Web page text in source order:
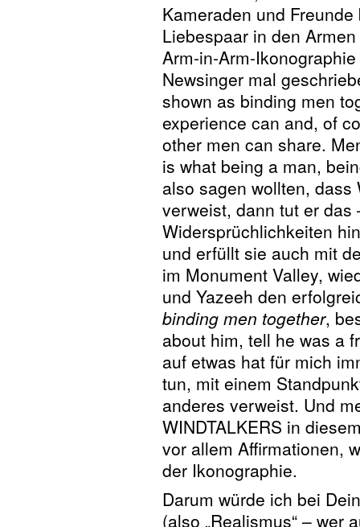
Kameraden und
Liebespaar in den
Arm-in-Arm-
Newsinger mal
shown as binding men
experience can and, of
other men can share.
is what being a man,
also sagen wollten, dass
verweist, dann tut er
Widersprüchlichkeiten
und erfüllt sie auch mit
im Monument Valley,
und Yazeeh den
binding men together,
about him, tell he was a
auf etwas hat für mich
tun, mit einem
anderes verweist. Und
WINDTALKERS in
vor allem Affirmationen,
der Ikonographie.
Darum würde ich bei
(also „Realismus“ – wer